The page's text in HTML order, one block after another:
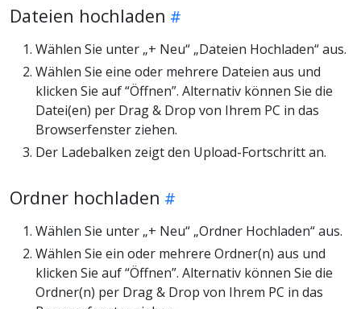
Dateien hochladen
Wählen Sie unter „+ Neu“ „Dateien Hochladen“ aus.
Wählen Sie eine oder mehrere Dateien aus und
klicken Sie auf “Öffnen”. Alternativ können Sie die
Datei(en) per Drag & Drop von Ihrem PC in das
Browserfenster ziehen.
Der Ladebalken zeigt den Upload-Fortschritt an.
Ordner hochladen
Wählen Sie unter „+ Neu“ „Ordner Hochladen“ aus.
Wählen Sie ein oder mehrere Ordner(n) aus und
klicken Sie auf “Öffnen”. Alternativ können Sie die
Ordner(n) per Drag & Drop von Ihrem PC in das